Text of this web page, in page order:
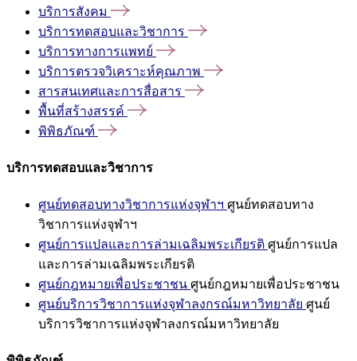
บริการสังคม
บริการทดสอบและวิชาการ
บริการทางการแพทย์
บริการตรวจวิเคราะห์คุณภาพ
สารสนเทศและการสื่อสาร
พื้นที่สร้างสรรค์
พิพิธภัณฑ์
บริการทดสอบและวิชาการ
ศูนย์ทดสอบทางวิชาการแห่งจุฬาฯ ศูนย์ทดสอบทาง
วิชาการแห่งจุฬาฯ
ศูนย์การแปลและการล่ามเฉลิมพระเกียรติ ศูนย์การแปล
และการล่ามเฉลิมพระเกียรติ
ศูนย์กฎหมายเพื่อประชาชน ศูนย์กฎหมายเพื่อประชาชน
ศูนย์บริการวิชาการแห่งจุฬาลงกรณ์มหาวิทยาลัย ศูนย์
บริการวิชาการแห่งจุฬาลงกรณ์มหาวิทยาลัย